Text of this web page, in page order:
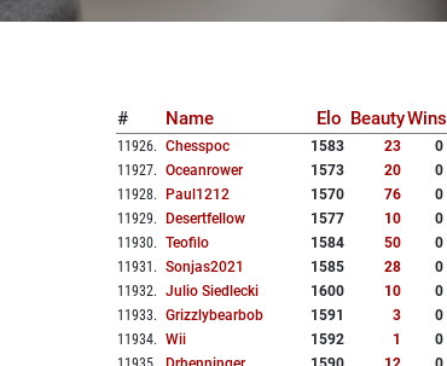
# Name Elo BeautyWins
11926. Chesspoc 1583 23
0
11927. Oceanrower 1573 20
0
11928. Paul1212 1570 76
0
11929. Desertfellow 1577 10
0
11930. Teofilo 1584 50
0
11931 . Sonjas2021 1585 28
0
11932. Julio Siedlecki 1600 10
0
11933. Grizzlybearbob 1591 3
0
11934. Wii 1592 1
0